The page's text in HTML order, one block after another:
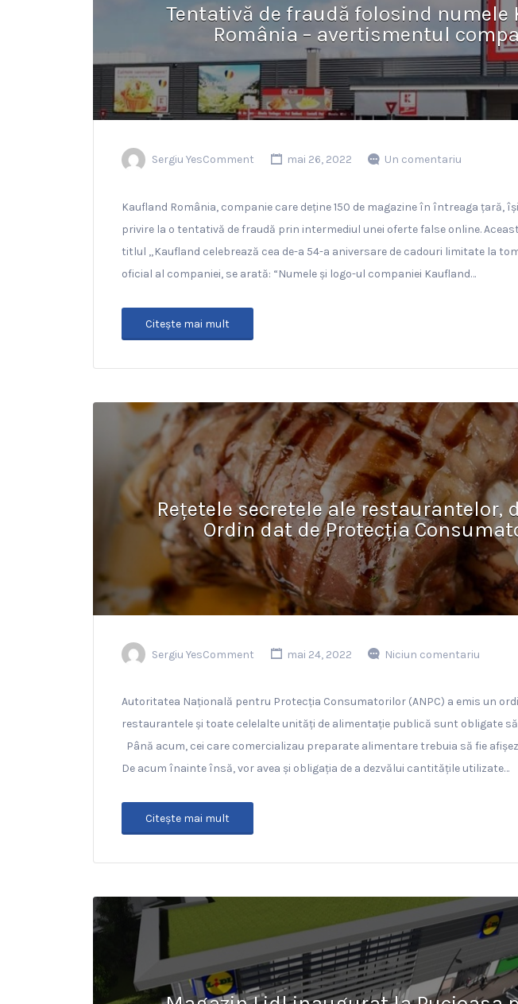
Tentativă de fraudă folosind numele
România – avertismentul
Sergiu YesComment mai 26, 2022 Un comentariu
Kaufland România, companie care deține 150 de magazine în întreaga țară,
privire la o tentativă de fraudă prin intermediul unei oferte false online.
titlul „Kaufland celebrează cea de-a 54-a aniversare de cadouri limitate la
oficial al companiei, se arată: “Numele şi logo-ul companiei Kaufland…
Citeşte mai mult
Rețetele secretele ale restaurantelor,
Ordin dat de Protecția
Sergiu YesComment mai 24, 2022 Niciun comentariu
Autoritatea Națională pentru Protecția Consumatorilor (ANPC) a emis un
restaurantele și toate celelalte unități de alimentație publică sunt obligate
Până acum, cei care comercializau preparate alimentare trebuia să fie
De acum înainte însă, vor avea și obligația de a dezvălui cantitățile utilizate…
Citeşte mai mult